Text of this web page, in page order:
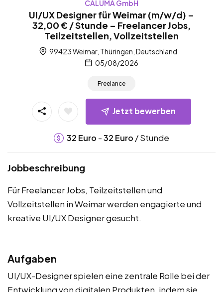
CALUMA GmbH
UI/UX Designer für Weimar (m/w/d) –
32,00 € / Stunde – Freelancer Jobs,
Teilzeitstellen, Vollzeitstellen
99423 Weimar, Thüringen, Deutschland
05/08/2026
Freelance
Jetzt bewerben
32 Euro -32 Euro / Stunde
Jobbeschreibung
Für Freelancer Jobs, Teilzeitstellen und
Vollzeitstellen in Weimar werden engagierte und
kreative UI/UX Designer gesucht.
Aufgaben
UI/UX-Designer spielen eine zentrale Rolle bei der
Entwicklung von digitalen Produkten, indem sie